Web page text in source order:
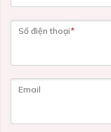
Số điện thoại*
Email